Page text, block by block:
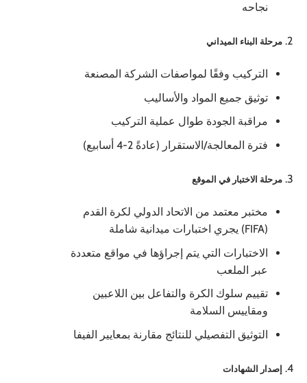
نجاحه
مرحلة البناء الميداني
التركيب وفقًا لمواصفات الشركة المصنعة
توثيق جميع المواد والأساليب
مراقبة الجودة طوال عملية التركيب
فترة المعالجة/الاستقرار (عادةً 2-4 أسابيع)
مرحلة الاختبار في الموقع
مختبر معتمد من الاتحاد الدولي لكرة القدم
(FIFA) يجري اختبارات ميدانية شاملة
الاختبارات التي يتم إجراؤها في مواقع متعددة
عبر الملعب
تقييم سلوك الكرة والتفاعل بين اللاعبين
ومقاييس السلامة
التوثيق التفصيلي للنتائج مقارنة بمعايير الفيفا
إصدار الشهادات